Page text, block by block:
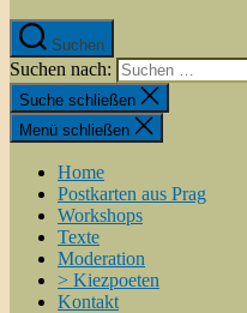
Suchen
Suchen nach:
Suche schließen
Menü schließen
Home
Postkarten aus Prag
Workshops
Texte
Moderation
> Kiezpoeten
Kontakt